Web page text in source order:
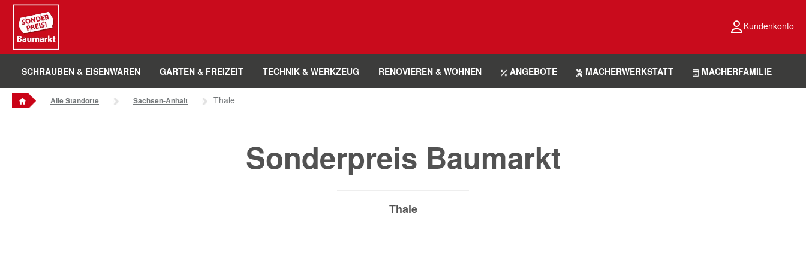
Sounder Preis Logo
Kundenkonto
SCHRAUBEN & EISENWAREN GARTEN & FREIZEIT TECHNIK & WERKZEUG RENOVIEREN & WOHNEN ANGEBOTE MACHERWERKSTATT MACHERFAMILIE
Alle Standorte Sachsen-Anhalt Thale
Sonderpreis Baumarkt
Thale